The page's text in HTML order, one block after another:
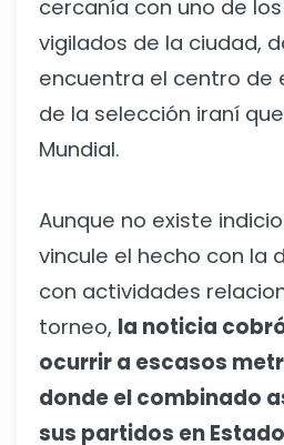
cercanía con uno de
vigilados de la ciudad,
encuentra el centro de
de la selección iraní
Mundial.
Aunque no existe
vincule el hecho con la
con actividades
torneo, la noticia
ocurrir a escasos
donde el combinado
sus partidos en